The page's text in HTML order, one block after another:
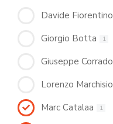
Davide Fiorentino
Giorgio Botta 1
Giuseppe Corrado
Lorenzo Marchisio
Marc Catalaa 1